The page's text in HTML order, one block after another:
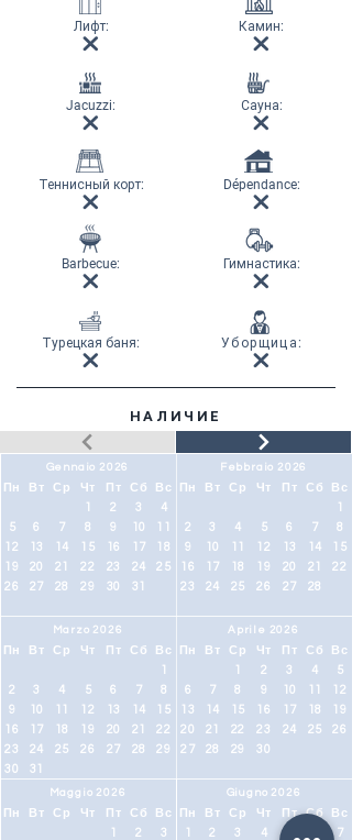
Лифт:
Jacuzzi:
Теннисный корт:
Barbecue:
Турецкая баня:
Камин:
Сауна:
Dépendance:
Гимнастика:
Уборщица:
НАЛИЧИЕ
Gennaio 2026
Пн Вт Ср Чт Пт Сб
Вс
1
2 3
4
5
6 7 8 9 10
11
12
13 14 15 16 17
18
19
20 21 22 23 24
25
26
27 28 29 30 31
Marzo 2026
Пн Вт Ср Чт Пт Сб
Вс
1
2
3 4 5 6 7
8
9
10 11 12 13 14
15
16
17 18 19 20 21
22
23
24 25 26 27 28
29
30
31
Maggio 2026
Пн Вт Ср Чт Пт Сб
Вс
1
2
3
Febbraio 2026
Пн Вт Ср Чт Пт Сб
Вс
1
2
3 4 5 6 7
8
9
10 11 12 13 14
15
16
17 18 19 20 21
22
23
24 25 26 27 28
Aprile 2026
Пн Вт Ср Чт Пт Сб
Вс
1
2 3 4
5
6
7 8 9 10 11
12
13
14 15 16 17 18
19
20
21 22 23 24 25
26
27
28 29 30
Giugno 2026
Пн Вт Ср Чт Пт Сб
Вс
1
2 3 4
7